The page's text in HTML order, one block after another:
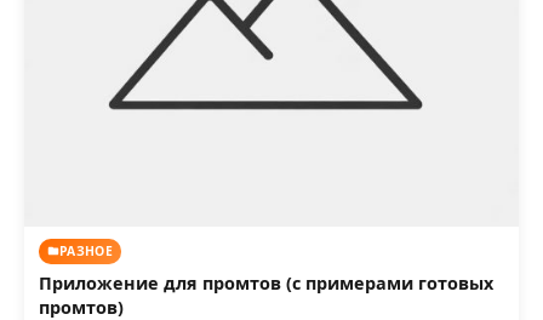
РАЗНОЕ
Приложение для промтов (с примерами готовых
промтов)